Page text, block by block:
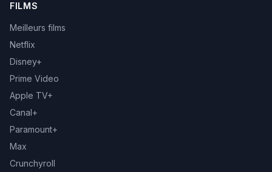
FILMS
Meilleurs films
Netflix
Disney+
Prime Video
Apple TV+
Canal+
Paramount+
Max
Crunchyroll